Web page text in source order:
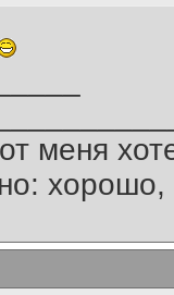
меня